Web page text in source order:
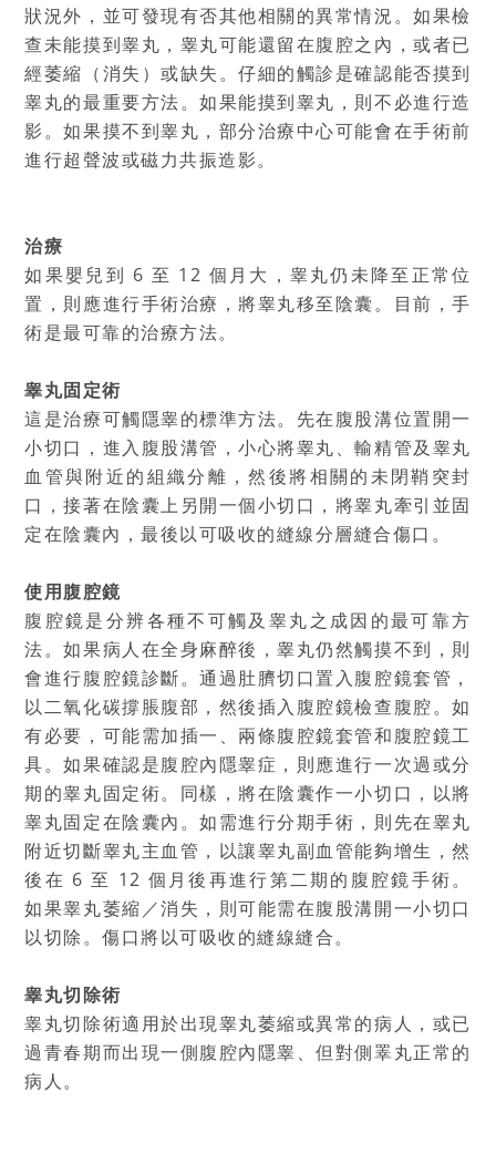
狀況外，並可發現有否其他相關的異常情況。如果檢
查未能摸到睾丸，睾丸可能還留在腹腔之內，或者已
經萎縮（消失）或缺失。仔細的觸診是確認能否摸到
睾丸的最重要方法。如果能摸到睾丸，則不必進行造
影。如果摸不到睾丸，部分治療中心可能會在手術前
進行超聲波或磁力共振造影。
治療
如果嬰兒到 6 至 12 個月大，睾丸仍未降至正常位
置，則應進行手術治療，將睾丸移至陰囊。目前，手
術是最可靠的治療方法。
睾丸固定術
這是治療可觸隱睾的標準方法。先在腹股溝位置開一
小切口，進入腹股溝管，小心將睾丸、輸精管及睾丸
血管與附近的組織分離，然後將相關的未閉鞘突封
口，接著在陰囊上另開一個小切口，將睾丸牽引並固
定在陰囊內，最後以可吸收的縫線分層縫合傷口。
使用腹腔鏡
腹腔鏡是分辨各種不可觸及睾丸之成因的最可靠方
法。如果病人在全身麻醉後，睾丸仍然觸摸不到，則
會進行腹腔鏡診斷。通過肚臍切口置入腹腔鏡套管，
以二氧化碳撐脹腹部，然後插入腹腔鏡檢查腹腔。如
有必要，可能需加插一、兩條腹腔鏡套管和腹腔鏡工
具。如果確認是腹腔內隱睾症，則應進行一次過或分
期的睾丸固定術。同樣，將在陰囊作一小切口，以將
睾丸固定在陰囊內。如需進行分期手術，則先在睾丸
附近切斷睾丸主血管，以讓睾丸副血管能夠增生，然
後在 6 至 12 個月後再進行第二期的腹腔鏡手術。
如果睾丸萎縮／消失，則可能需在腹股溝開一小切口
以切除。傷口將以可吸收的縫線縫合。
睾丸切除術
睾丸切除術適用於出現睾丸萎縮或異常的病人，或已
過青春期而出現一側腹腔內隱睾、但對側睪丸正常的
病人。